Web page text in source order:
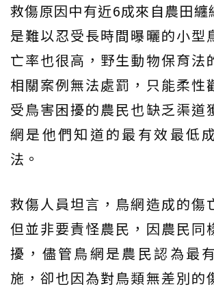
救傷原因中有近6成來自農田纏
是難以忍受長時間曝曬的小型
亡率也很高，野生動物保育法
相關案例無法處罰，只能柔性
受鳥害困擾的農民也缺乏渠道
網是他們知道的最有效最低
法。
救傷人員坦言，鳥網造成的傷
但並非要責怪農民，因農民同
擾，儘管鳥網是農民認為最
施，卻也因為對鳥類無差別的